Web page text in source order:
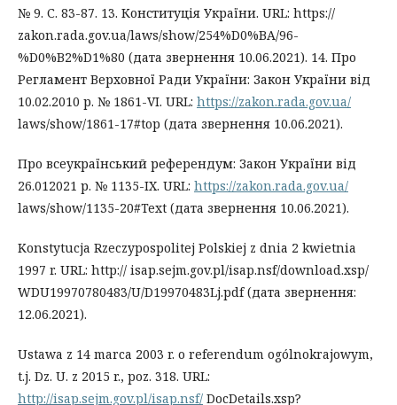
№ 9. С. 83-87. 13. Конституція України. URL: https://
zakon.rada.gov.ua/laws/show/254%D0%BA/96-
%D0%B2%D1%80 (дата звернення 10.06.2021). 14. Про
Регламент Верховної Ради України: Закон України від
10.02.2010 р. № 1861-VI. URL: https://zakon.rada.gov.ua/
laws/show/1861-17#top (дата звернення 10.06.2021).
Про всеукраїнський референдум: Закон України від
26.012021 р. № 1135-IX. URL: https://zakon.rada.gov.ua/
laws/show/1135-20#Text (дата звернення 10.06.2021).
Konstytucja Rzeczypospolitej Polskiej z dnia 2 kwietnia
1997 r. URL: http:// isap.sejm.gov.pl/isap.nsf/download.xsp/
WDU19970780483/U/D19970483Lj.pdf (дата звернення:
12.06.2021).
Ustawa z 14 marca 2003 r. o referendum ogólnokrajowym,
t.j. Dz. U. z 2015 r., poz. 318. URL:
http://isap.sejm.gov.pl/isap.nsf/ DocDetails.xsp?